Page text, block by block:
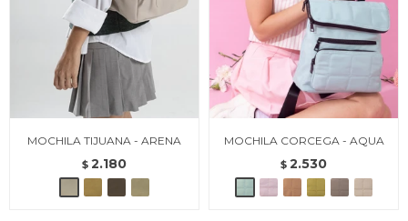
MOCHILA TIJUANA - ARENA
$ 2.180
MOCHILA CORCEGA - AQUA
$ 2.530